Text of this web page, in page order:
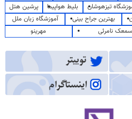
تیزهوشان بلیط هواپیما
پرشین هتل
بهترین جراح بینی
آموزشگاه زبان ملل
نامرئی
مهرینو